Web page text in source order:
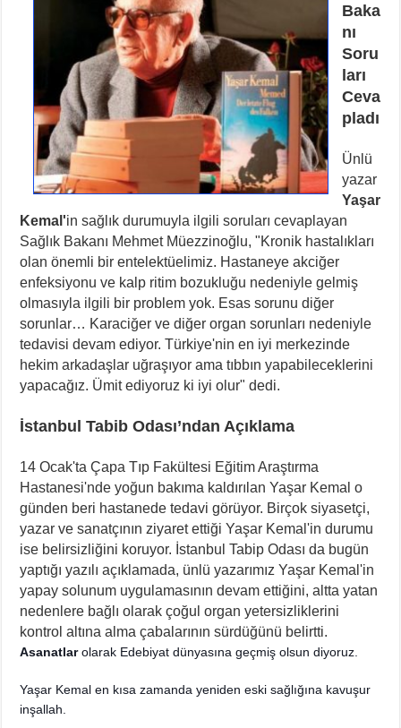
Baka
nı
Soru
ları
Ceva
pladı
Ünlü
yazar
Yaşar
Kemal'in sağlık durumuyla ilgili soruları cevaplayan
Sağlık Bakanı Mehmet Müezzinoğlu, "Kronik hastalıkları
olan önemli bir entelektüelimiz. Hastaneye akciğer
enfeksiyonu ve kalp ritim bozukluğu nedeniyle gelmiş
olmasıyla ilgili bir problem yok. Esas sorunu diğer
sorunlar… Karaciğer ve diğer organ sorunları nedeniyle
tedavisi devam ediyor. Türkiye'nin en iyi merkezinde
hekim arkadaşlar uğraşıyor ama tıbbın yapabileceklerini
yapacağız. Ümit ediyoruz ki iyi olur" dedi.
İstanbul Tabib Odası’ndan Açıklama
14 Ocak'ta Çapa Tıp Fakültesi Eğitim Araştırma
Hastanesi'nde yoğun bakıma kaldırılan Yaşar Kemal o
günden beri hastanede tedavi görüyor. Birçok siyasetçi,
yazar ve sanatçının ziyaret ettiği Yaşar Kemal'in durumu
ise belirsizliğini koruyor. İstanbul Tabip Odası da bugün
yaptığı yazılı açıklamada, ünlü yazarımız Yaşar Kemal'in
yapay solunum uygulamasının devam ettiğini, altta yatan
nedenlere bağlı olarak çoğul organ yetersizliklerini
kontrol altına alma çabalarının sürdüğünü belirtti.
Asanatlarolarak Edebiyat dünyasına geçmiş olsun diyoruz.
Yaşar Kemal en kısa zamanda yeniden eski sağlığına kavuşur
inşallah.